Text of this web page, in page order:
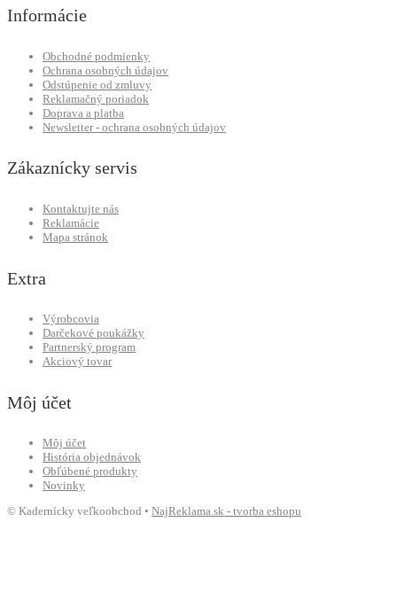
Informácie
Obchodné podmienky
Ochrana osobných údajov
Odstúpenie od zmluvy
Reklamačný poriadok
Doprava a platba
Newsletter - ochrana osobných údajov
Zákaznícky servis
Kontaktujte nás
Reklamácie
Mapa stránok
Extra
Výrobcovia
Darčekové poukážky
Partnerský program
Akciový tovar
Môj účet
Môj účet
História objednávok
Obľúbené produkty
Novinky
© Kadernícky veľkoobchod • NajReklama.sk - tvorba eshopu